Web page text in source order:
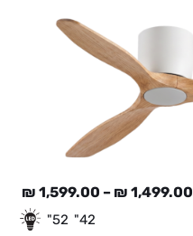
1,499.00
₪
–
1,599.00
₪
42"
52"